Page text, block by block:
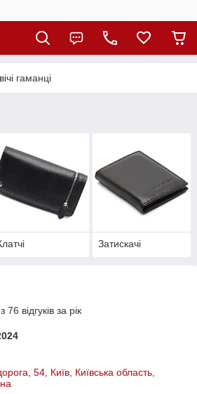
гаманці
Затискачі
відгуків за рік
54, Київ, Київська область,